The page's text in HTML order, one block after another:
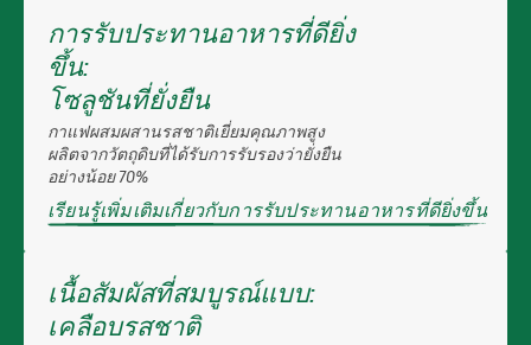
การรับประทานอาหารที่ดียิ่ง
ขึ้น:
โซลูชันที่ยั่งยืน
กาแฟผสมผสานรสชาติเยี่ยมคุณภาพสูง
ผลิตจากวัตถุดิบที่ได้รับการรับรองว่ายั่งยืน
อย่างน้อย 70%
เรียนรู้เพิ่มเติมเกี่ยวกับการรับประทานอาหารที่ดียิ่งขึ้น
เนื้อสัมผัสที่สมบูรณ์แบบ:
เคลือบรสชาติ